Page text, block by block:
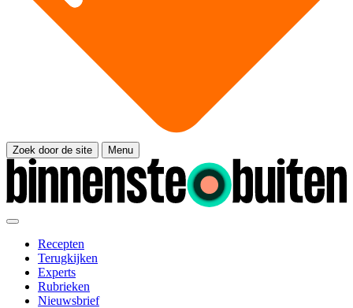
Zoek door de site Menu
Recepten
Terugkijken
Experts
Rubrieken
Nieuwsbrief